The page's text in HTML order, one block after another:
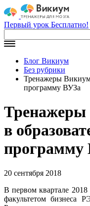
Первый урок Бесплатно!
Блог Викиум
Без рубрики
Тренажеры
программу ВУЗа
Тренажеры
в
программу
20 сентября 2018
В первом квартале
факультетом